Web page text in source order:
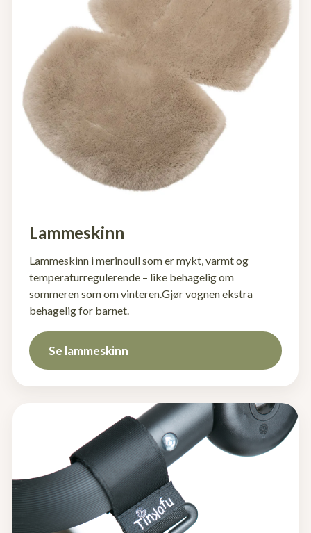
Lammeskinn
Lammeskinn i merinoull som er mykt, varmt og
temperaturregulerende – like behagelig om
sommeren som om vinteren.Gjør vognen ekstra
behagelig for barnet.
Se lammeskinn